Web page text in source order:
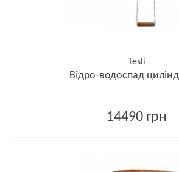
Tesli
Відро-водоспад
14490 грн